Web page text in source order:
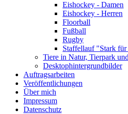
Eishockey - Damen
Eishockey - Herren
Floorball
Fußball
Rugby
Staffellauf "Stark
Tiere in Natur, Tierpark
Desktophintergrundbilder
Auftragsarbeiten
Veröffentlichungen
Über mich
Impressum
Datenschutz